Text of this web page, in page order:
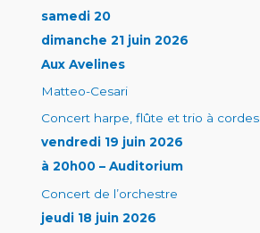
samedi 20
dimanche 21 juin 2026
Aux Avelines
Matteo-Cesari
Concert harpe, flûte et trio à cordes
vendredi 19 juin 2026
à 20h00 – Auditorium
Concert de l’orchestre
jeudi 18 juin 2026